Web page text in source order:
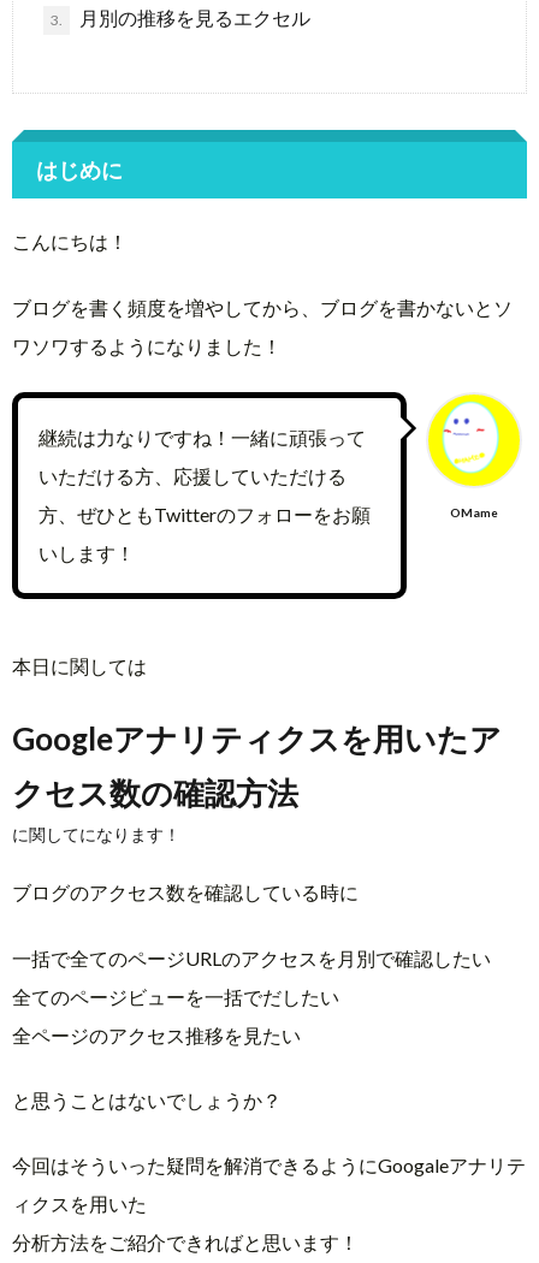
3. 月別の推移を見るエクセル
はじめに
こんにちは！
ブログを書く頻度を増やしてから、ブログを書かないとソ
ワソワするようになりました！
OMame
継続は力なりですね！一緒に頑張って
いただける方、応援していただける
方、ぜひともTwitterのフォローをお願
いします！
本日に関しては
Googleアナリティクスを用いたア
クセス数の確認方法
に関してになります！
ブログのアクセス数を確認している時に
一括で全てのページURLのアクセスを月別で確認したい
全てのページビューを一括でだしたい
全ページのアクセス推移を見たい
と思うことはないでしょうか？
今回はそういった疑問を解消できるようにGoogaleアナリテ
ィクスを用いた
分析方法をご紹介できればと思います！